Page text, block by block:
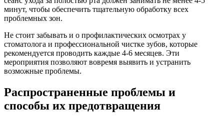
минут, чтобы обеспечить тщательную обработку всех
проблемных зон.
Не стоит забывать и о профилактических осмотрах у
стоматолога и профессиональной чистке зубов, которые
рекомендуется проводить каждые 4-6 месяцев. Эти
мероприятия позволяют вовремя выявить и устранить
возможные проблемы.
Распространенные проблемы и
способы их предотвращения